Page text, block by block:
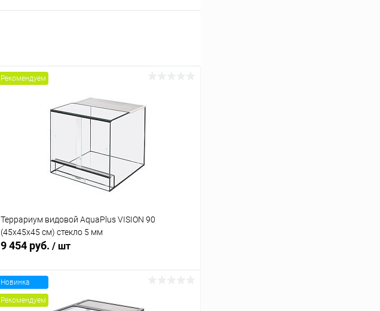
Рекомендуем
Террариум видовой AquaPlus VISION 90
(45х45х45 см) стекло 5 мм
9 454 руб. / шт
Новинка
Рекомендуем